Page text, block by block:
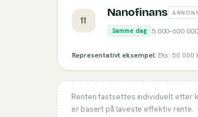
11
Nanofinans
Samme dag 5 000–600 000
Representativt eksempel: Eks: 50
Renten fastsettes individuelt etter
er basert på laveste effektiv rente.